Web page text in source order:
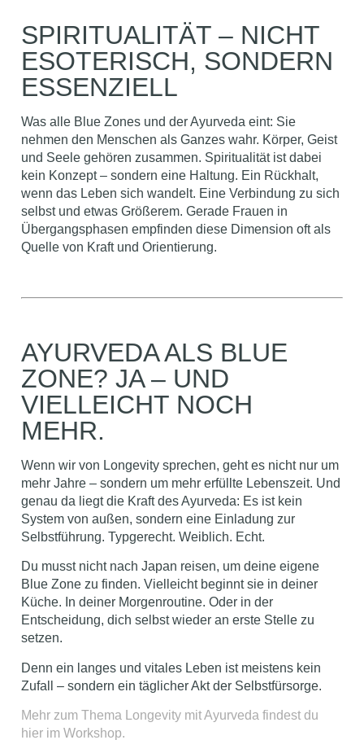
SPIRITUALITÄT – NICHT
ESOTERISCH, SONDERN
ESSENZIELL
Was alle Blue Zones und der Ayurveda eint: Sie
nehmen den Menschen als Ganzes wahr. Körper, Geist
und Seele gehören zusammen. Spiritualität ist dabei
kein Konzept – sondern eine Haltung. Ein Rückhalt,
wenn das Leben sich wandelt. Eine Verbindung zu sich
selbst und etwas Größerem. Gerade Frauen in
Übergangsphasen empfinden diese Dimension oft als
Quelle von Kraft und Orientierung.
AYURVEDA ALS BLUE
ZONE? JA – UND
VIELLEICHT NOCH
MEHR.
Wenn wir von Longevity sprechen, geht es nicht nur um
mehr Jahre – sondern um mehr erfüllte Lebenszeit. Und
genau da liegt die Kraft des Ayurveda: Es ist kein
System von außen, sondern eine Einladung zur
Selbstführung. Typgerecht. Weiblich. Echt.
Du musst nicht nach Japan reisen, um deine eigene
Blue Zone zu finden. Vielleicht beginnt sie in deiner
Küche. In deiner Morgenroutine. Oder in der
Entscheidung, dich selbst wieder an erste Stelle zu
setzen.
Denn ein langes und vitales Leben ist meistens kein
Zufall – sondern ein täglicher Akt der Selbstfürsorge.
Mehr zum Thema Longevity mit Ayurveda findest du
hier im Workshop.